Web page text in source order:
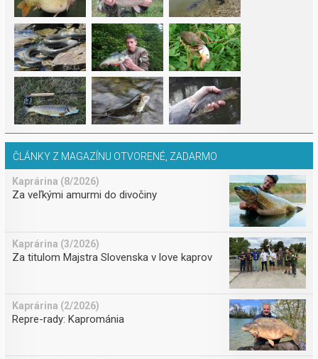
ČLÁNKY Z MAGAZÍNU OTVORENÉ, ZADARMO
Kaprárina (8/2026)
Za veľkými amurmi do divočiny
Kaprárina (3/2026)
Za titulom Majstra Slovenska v love kaprov
Kaprárina (2/2026)
Repre-rady: Kaprománia